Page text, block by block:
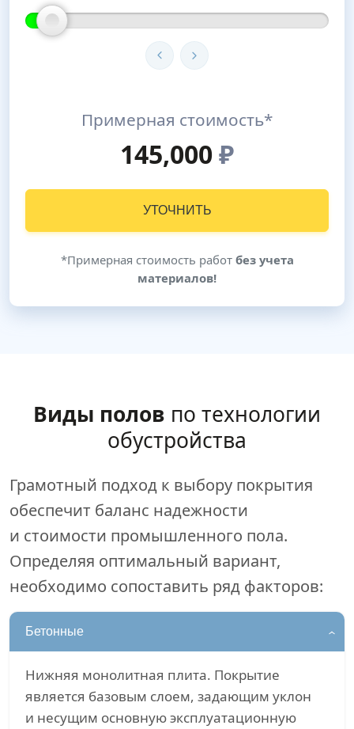
Примерная стоимость*
145,000₽
УТОЧНИТЬ
*Примерная стоимость работ без учета
материалов!
Виды полов по технологии
обустройства
Грамотный подход к выбору покрытия
обеспечит баланс надежности
и стоимости промышленного пола.
Определяя оптимальный вариант,
необходимо сопоставить ряд факторов:
Бетонные
Нижняя монолитная плита. Покрытие
является базовым слоем, задающим уклон
и несущим основную эксплуатационную